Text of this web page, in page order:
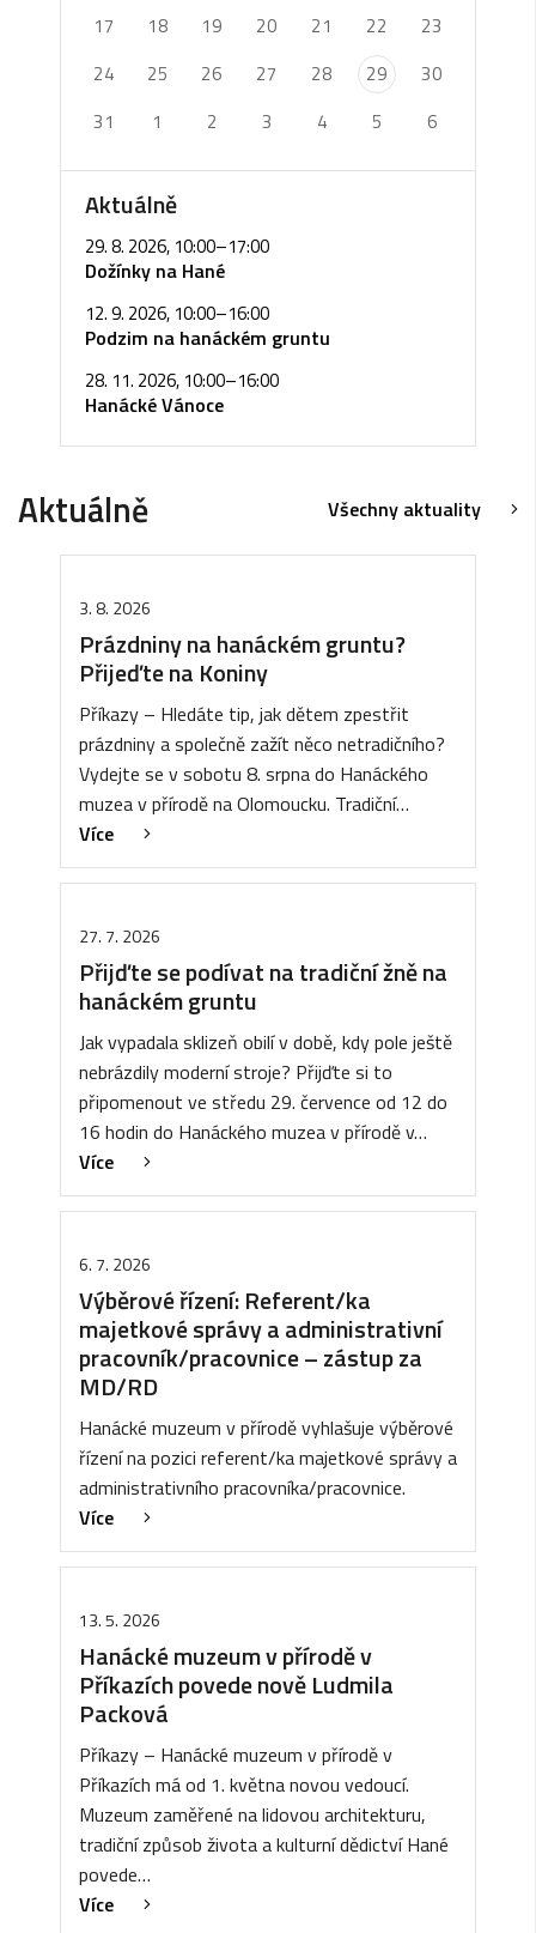
17 18 19 20 21 22
23
24
25 26 27 28 29
30
31
1 2 3 4 5 6
Aktuálně
29. 8. 2026, 10:00–17:00
Dožínky na Hané
12. 9. 2026, 10:00–16:00
Podzim na hanáckém gruntu
28. 11. 2026, 10:00–16:00
Hanácké Vánoce
Aktuálně Všechny aktuality
3. 8. 2026
Prázdniny na hanáckém gruntu?
Přijeďte na Koniny
Příkazy – Hledáte tip, jak dětem zpestřit
prázdniny a společně zažít něco netradičního?
Vydejte se v sobotu 8. srpna do Hanáckého
muzea v přírodě na Olomoucku. Tradiční…
Více
27. 7. 2026
Přijďte se podívat na tradiční žně na
hanáckém gruntu
Jak vypadala sklizeň obilí v době, kdy pole ještě
nebrázdily moderní stroje? Přijďte si to
připomenout ve středu 29. července od 12 do
16 hodin do Hanáckého muzea v přírodě v…
Více
6. 7. 2026
Výběrové řízení: Referent/ka
majetkové správy a administrativní
pracovník/pracovnice – zástup za
MD/RD
Hanácké muzeum v přírodě vyhlašuje výběrové
řízení na pozici referent/ka majetkové správy a
administrativního pracovníka/pracovnice.
Více
13. 5. 2026
Hanácké muzeum v přírodě v
Příkazích povede nově Ludmila
Packová
Příkazy – Hanácké muzeum v přírodě v
Příkazích má od 1. května novou vedoucí.
Muzeum zaměřené na lidovou architekturu,
tradiční způsob života a kulturní dědictví Hané
povede…
Více